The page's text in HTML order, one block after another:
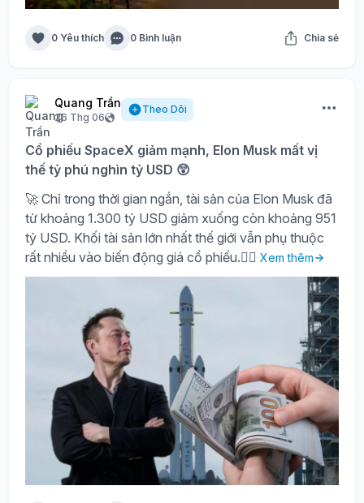
0 Yêu thích 0 Bình luận Chia sẻ
Quang Trần
26 Thg 06
Theo Dõi
Cổ phiếu SpaceX giảm mạnh, Elon Musk mất vị
thế tỷ phú nghìn tỷ USD 😲
🚀 Chỉ trong thời gian ngắn, tài sản của Elon Musk đã
từ khoảng 1.300 tỷ USD giảm xuống còn khoảng 951
tỷ USD. Khối tài sản lớn nhất thế giới vẫn phụ thuộc
rất nhiều vào biến động giá cổ phiếu.🤷‍♀️ Xem thêm